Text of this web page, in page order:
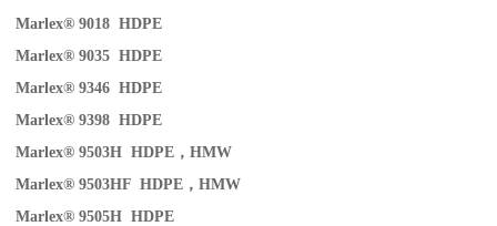
Marlex® 9018 HDPE
Marlex® 9035 HDPE
Marlex® 9346 HDPE
Marlex® 9398 HDPE
Marlex® 9503H HDPE ，HMW
Marlex® 9503HF HDPE ，HMW
Marlex® 9505H HDPE